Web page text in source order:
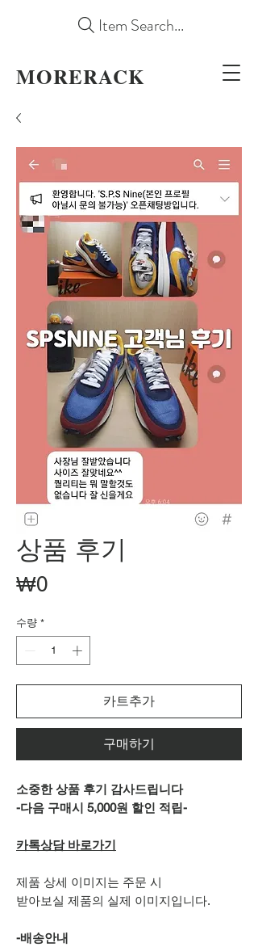
MORERACK
Item Search...
상품 후기
₩0가
수량 *
카트추가
구매하기
소중한 상품 후기 감사드립니다
-다음 구매시 5,000원 할인 적립-
카톡상담 바로가기
제품 상세 이미지는 주문 시
받아보실 제품의 실제 이미지입니다.
-배송안내